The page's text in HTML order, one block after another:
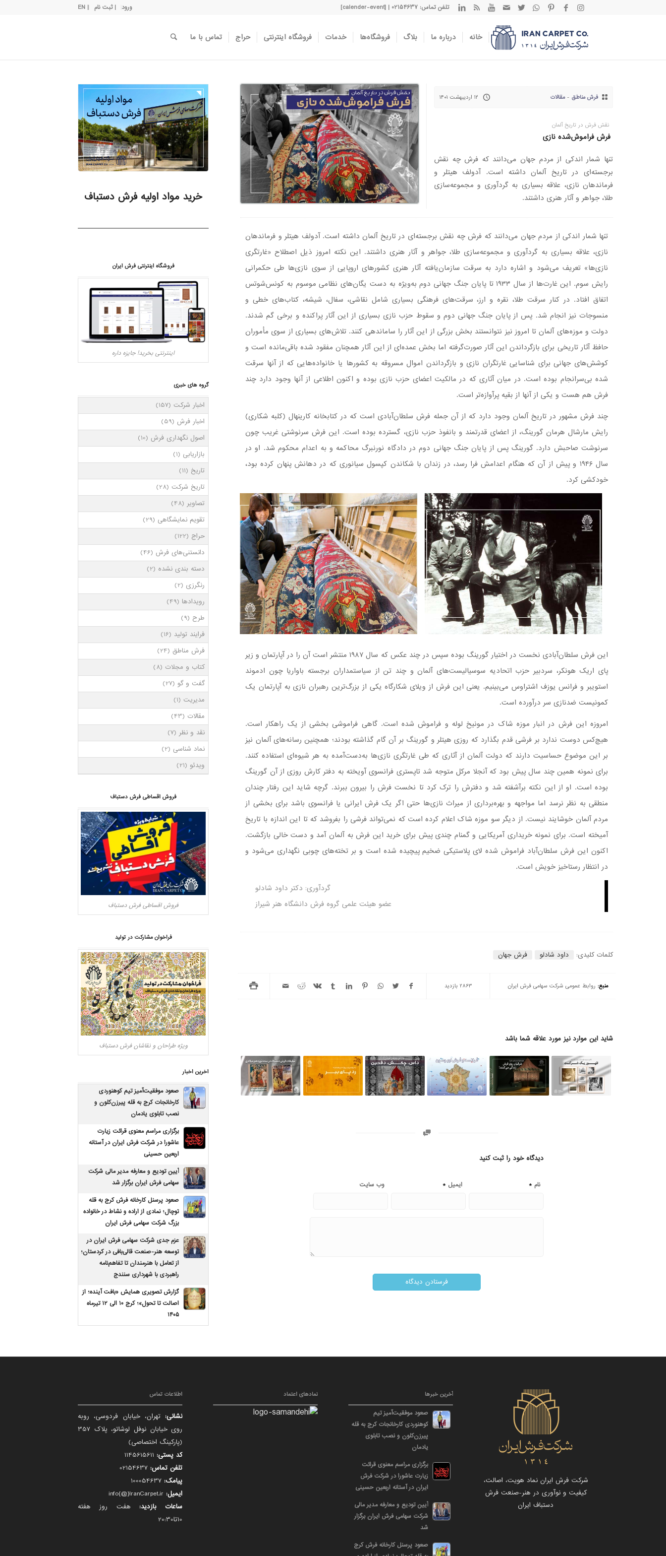
ورود | ثبت نام | EN تلفن تماس: 02154637 | [calender-event]
خانه درباره ما بلاگ فروشگاه‌ها خدمات فروشگاه اینترنتی حراج تماس با ما
فرش مناطق -مقالات ۱۲ اردیبهشت ۱۴۰۱
نقش فرش در تاریخ آلمان
فرش فراموش‌شده نازی
تنها شمار اندکی از مردم جهان می‌دانند که فرش چه نقش
برجسته‌ای در تاریخ آلمان داشته است. آدولف هیتلر و
فرماندهان نازی، علاقه بسیاری به گردآوری و مجموعه‌سازی
طلا، جواهر و آثار هنری داشتند.
تنها شمار اندکی از مردم جهان می‌دانند که فرش چه نقش برجسته‌ای در تاریخ آلمان داشته است. آدولف هیتلر و فرماندهان
نازی، علاقه بسیاری به گردآوری و مجموعه‌سازی طلا، جواهر و آثار هنری داشتند. این نکته امروز ذیل اصطلاح «غارتگری
نازی‌ها» تعریف می‌شود و اشاره دارد به سرقت سازمان‌یافته آثار هنری کشورهای اروپایی از سوی نازی‌ها طی حکمرانی
رایش سوم. این غارت‌ها از سال ۱۹۳۳ تا پایان جنگ جهانی دوم به‌ویژه به دست یگان‌های نظامی موسوم به کونس‌شوتس
اتفاق افتاد. در کنار سرقت طلا، نقره و ارز، سرقت‌های فرهنگی بسیاری شامل نقاشی، سفال، شیشه، کتاب‌های خطی و
منسوجات نیز انجام شد. پس از پایان جنگ جهانی دوم و سقوط حزب نازی بسیاری از این آثار پراکنده و برخی گم شدند.
دولت و موزه‌های آلمان تا امروز نیز نتوانستند بخش بزرگی از این آثار را ساماندهی کنند. تلاش‌های بسیاری از سوی مأموران
حافظ آثار تاریخی برای بازگرداندن این آثار صورت‌گرفته اما بخش عمده‌ای از این آثار همچنان مفقود شده باقی‌مانده است و
کوشش‌های جهانی برای شناسایی غارتگران نازی و بازگرداندن اموال مسروقه به کشورها یا خانواده‌هایی که از آنها سرقت
شده بی‌سرانجام بوده است. در میان آثاری که در مالکیت اعضای حزب نازی بوده و اکنون اطلاعی از آنها وجود دارد چند
فرش هم هست و یکی از آنها از بقیه پرآوازه‌تر است.
چند فرش مشهور در تاریخ آلمان وجود دارد که از آن جمله فرش سلطان‌آبادی است که در کتابخانه کارینهال (کلبه شکاری)
رایش مارشال هرمان گورینگ، از اعضای قدرتمند و بانفوذ حزب نازی، گسترده بوده است. این فرش سرنوشتی غریب چون
سرنوشت صاحبش دارد. گورینگ پس از پایان جنگ جهانی دوم در دادگاه نورنبرگ محاکمه و به اعدام محکوم شد. او در
سال ۱۹۴۶ و پیش از آن که هنگام اعدامش فرا رسد، در زندان با شکاندن کپسول سیانوری که در دهانش پنهان کرده بود،
خودکشی کرد.
این فرش سلطان‌آبادی نخست در اختیار گورینگ بوده سپس در چند عکس که سال ۱۹۸۷ منتشر است آن را در آپارتمان و زیر
پای اریک هونکر، سردبیر حزب اتحادیه سوسیالیست‌های آلمان و چند تن از سیاستمداران برجسته باواریا چون ادموند
استویبر و فرانس یوزف اشتراوس می‌بینیم. یعنی این فرش از ویلای شکارگاه یکی از بزرگ‌ترین رهبران نازی به آپارتمان یک
کمونیست ضدنازی سر درآورده است.
امروزه این فرش در انبار موزه شاک در مونیخ لوله و فراموش شده است. گاهی فراموشی بخشی از یک راهکار است.
هیچ‌کس دوست ندارد بر فرشی قدم بگذارد که روزی هیتلر و گورینگ بر آن گام گذاشته بودند؛ همچنین رسانه‌های آلمان نیز
بر این موضوع حساسیت دارند که دولت آلمان از آثاری که طی غارتگری نازی‌ها به‌دست‌آمده به هر شیوه‌ای استفاده کنند.
برای نمونه همین چند سال پیش بود که آنجلا مرکل متوجه شد تاپستری فرانسوی آویخته به دفتر کارش روزی از آن گورینگ
بوده است. او از این نکته برآشفته شد و دفترش را ترک کرد تا نخست فرش را بیرون ببرند. گرچه شاید این رفتار چندان
منطقی به نظر نرسد اما مواجهه و بهره‌برداری از میراث نازی‌ها حتی اگر یک فرش ایرانی یا فرانسوی باشد برای بخشی از
مردم آلمان خوشایند نیست. از دیگر سو موزه شاک اعلام کرده است که نمی‌تواند فرشی را بفروشد که تا این اندازه با تاریخ
آمیخته است. برای نمونه خریداری آمریکایی و گمنام چندی پیش برای خرید این فرش به آلمان آمد و دست خالی بازگشت.
اکنون این فرش سلطان‌آباد فراموش شده لای پلاستیکی ضخیم پیچیده شده است و بر تخته‌های چوبی نگهداری می‌شود و
در انتظار رستاخیز خویش است.
گردآوری: دکتر داود شادلو
عضو هیئت علمی گروه فرش دانشگاه هنر شیراز
کلمات کلیدی: داود شادلو فرش جهان
منبع: روابط عمومی شرکت سهامی فرش ایران 2863 بازدید
شاید این موارد نیز مورد علاقه شما باشد
دیدگاه خود را ثبت کنید
نام * ایمیل * وب‌ سایت
خرید مواد اولیه فرش دستباف
فروشگاه اینترنتی فرش ایران
اینترنتی بخرید! جایزه داره
گروه های خبری
اخبار شرکت (157)
اخبار فرش (59)
اصول نگهداری فرش (10)
بازاریابی (1)
تاریخ (11)
تاریخ شرکت (28)
تصاویر (48)
تقویم نمایشگاهی (29)
حراج (122)
دانستنی‌های فرش (46)
دسته بندی نشده (2)
رنگرزی (2)
رویدادها(49)
طرح (9)
فرایند تولید (16)
فرش مناطق (24)
کتاب و مجلات (8)
گفت و گو (27)
مدیریت (1)
مقالات (43)
نقد و نظر (7)
نماد شناسی (2)
ویدئو (21)
فروش اقساطی فرش دستباف
فروش اقساطی فرش دستباف
فراخوان مشارکت در تولید
ویژه طراحان و نقاشان فرش دستباف
اخرین اخبار
صعود موفقیت‌آمیز تیم کوهنوردی
کارخانجات کرج به قله پیرزن‌کلون و
نصب تابلوی یادمان
برگزاری مراسم معنوی قرائت زیارت
عاشورا در شرکت فرش ایران در آستانه
اربعین حسینی
آیین تودیع و معارفه مدیر مالی شرکت
سهامی فرش ایران برگزار شد
صعود پرسنل کارخانه فرش کرج به قله
توچال؛ نمادی از اراده و نشاط در خانواده
بزرگ شرکت سهامی فرش ایران
عزم جدی شرکت سهامی فرش ایران در
توسعه هنر-صنعت قالی‌بافی در کردستان؛
از تعامل با هنرمندان تا تفاهم‌نامه
راهبردی با شهرداری سنندج
گزارش تصویری همایش «بافت آینده؛ از
اصالت تا تحول»؛ کرج ۱۰ الی ۱۲ تیرماه
۱۴۰۵
شرکت فرش ایران نماد هویت، اصالت،
کیفیت و نوآوری در هنر-صنعت فرش
دستباف ایران
آخرین خبرها
صعود موفقیت‌آمیز تیم
کوهنوردی کارخانجات کرج به قله
پیرزن‌کلون و نصب تابلوی
یادمان
برگزاری مراسم معنوی قرائت
زیارت عاشورا در شرکت فرش
ایران در آستانه اربعین حسینی
آیین تودیع و معارفه مدیر مالی
شرکت سهامی فرش ایران برگزار
شد
صعود پرسنل کارخانه فرش کرج
نمادهای اعتماد اطلاعات تماس
نشانی: تهران، خیابان فردوسی، روبه
روی خیابان نوفل لوشاتو، پلاک 357
(پارکینگ اختصاصی)
کد پستی:
تلفن تماس:
پیامک:
ایمیل:
ساعات بازدید: هفت روز هفته
10تا20:30